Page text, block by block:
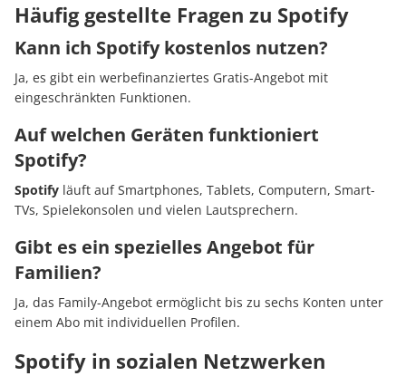
Häufig gestellte Fragen zu Spotify
Kann ich Spotify kostenlos nutzen?
Ja, es gibt ein werbefinanziertes Gratis-Angebot mit
eingeschränkten Funktionen.
Auf welchen Geräten funktioniert
Spotify?
Spotify läuft auf Smartphones, Tablets, Computern, Smart-
TVs, Spielekonsolen und vielen Lautsprechern.
Gibt es ein spezielles Angebot für
Familien?
Ja, das Family-Angebot ermöglicht bis zu sechs Konten unter
einem Abo mit individuellen Profilen.
Spotify in sozialen Netzwerken